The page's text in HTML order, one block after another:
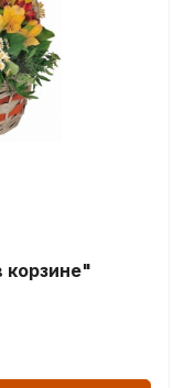
корзине"